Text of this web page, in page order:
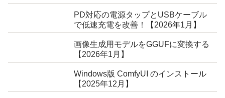
PD対応の電源タップとUSBケーブル
で低速充電を改善！【2026年1月】
画像生成用モデルをGGUFに変換する
【2026年1月】
Windows版 ComfyUI のインストール
【2025年12月】